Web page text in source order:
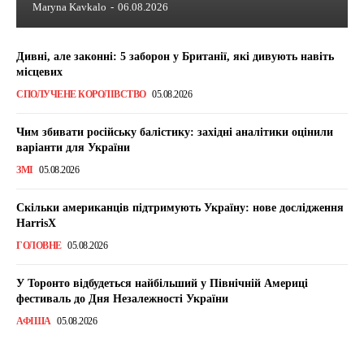
Maryna Kavkalo - 06.08.2026
Дивні, але законні: 5 заборон у Британії, які дивують навіть
місцевих
СПОЛУЧЕНЕ КОРОЛІВСТВО 05.08.2026
Чим збивати російську балістику: західні аналітики оцінили
варіанти для України
ЗМІ 05.08.2026
Скільки американців підтримують Україну: нове дослідження
HarrisX
ГОЛОВНЕ 05.08.2026
У Торонто відбудеться найбільший у Північній Америці
фестиваль до Дня Незалежності України
АФІША 05.08.2026